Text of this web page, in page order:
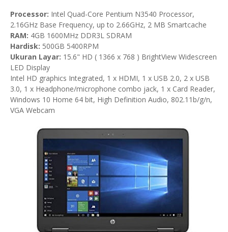
Processor: Intel Quad-Core Pentium N3540 Processor,
2.16GHz Base Frequency, up to 2.66GHz, 2 MB Smartcache
RAM: 4GB 1600MHz DDR3L SDRAM
Hardisk: 500GB 5400RPM
Ukuran Layar: 15.6" HD ( 1366 x 768 ) BrightView Widescreen
LED Display
Intel HD graphics Integrated, 1 x HDMI, 1 x USB 2.0, 2 x USB
3.0, 1 x Headphone/microphone combo jack, 1 x Card Reader,
Windows 10 Home 64 bit, High Definition Audio, 802.11b/g/n,
VGA Webcam